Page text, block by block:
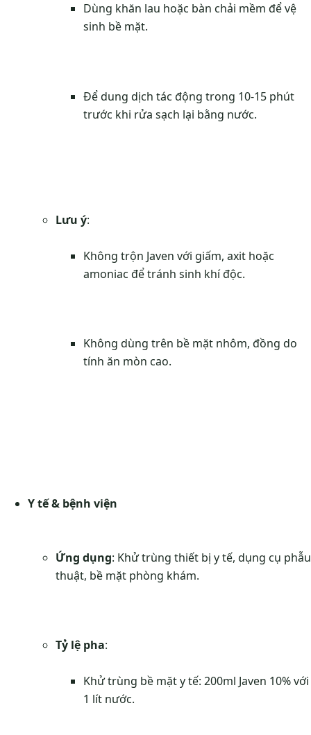
Dùng khăn lau hoặc bàn chải mềm để vệ
sinh bề mặt.
Để dung dịch tác động trong 10-15 phút
trước khi rửa sạch lại bằng nước.
Lưu ý:
Không trộn Javen với giấm, axit hoặc
amoniac để tránh sinh khí độc.
Không dùng trên bề mặt nhôm, đồng do
tính ăn mòn cao.
Y tế & bệnh viện
Ứng dụng: Khử trùng thiết bị y tế, dụng cụ phẫu
thuật, bề mặt phòng khám.
Tỷ lệ pha:
Khử trùng bề mặt y tế: 200ml Javen 10% với
1 lít nước.